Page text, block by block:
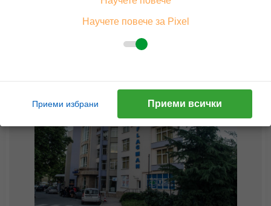
Пълно описание на хотела
КАЛКУЛИРАЙ ЦЕНА
7=6наст. 05.05-10.06; 10.09-30.09;
Научете повече за Pixel
Приеми избрани Приеми всички